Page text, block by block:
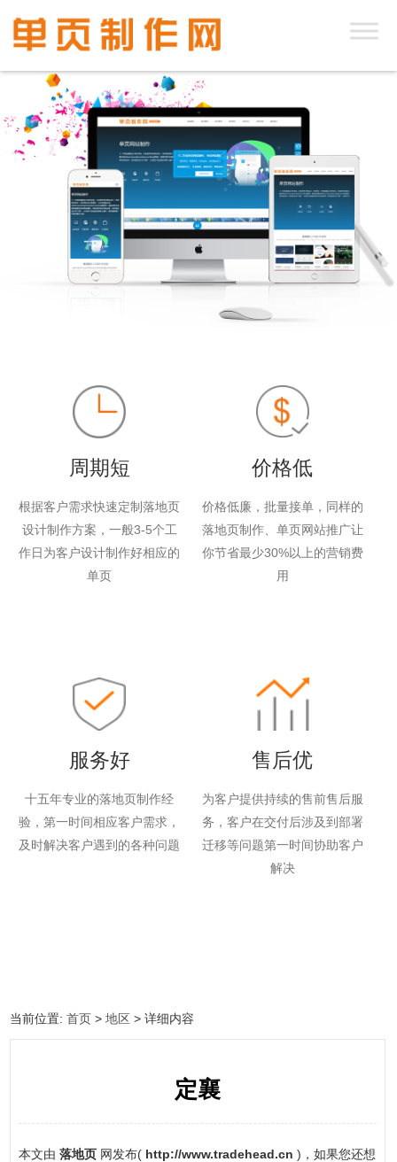
周期短
根据客户需求快速定制落地页
设计制作方案，一般3-5个工
作日为客户设计制作好相应的
单页
价格低
价格低廉，批量接单，同样的
落地页制作、单页网站推广让
你节省最少30%以上的营销费
用
服务好
十五年专业的落地页制作经
验，第一时间相应客户需求，
及时解决客户遇到的各种问题
售后优
为客户提供持续的售前售后服
务，客户在交付后涉及到部署
迁移等问题第一时间协助客户
解决
当前位置:首页 >地区 > 详细内容
定襄
本文由 落地页 网发布( http://www.tradehead.cn )，如果您还想